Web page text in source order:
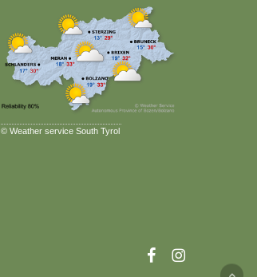
©Weather service South Tyrol
facebookinstagram